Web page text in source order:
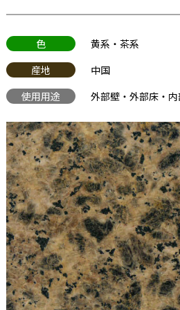
色
黄系・茶系
産地
中国
使用用途
外部壁・外部床・